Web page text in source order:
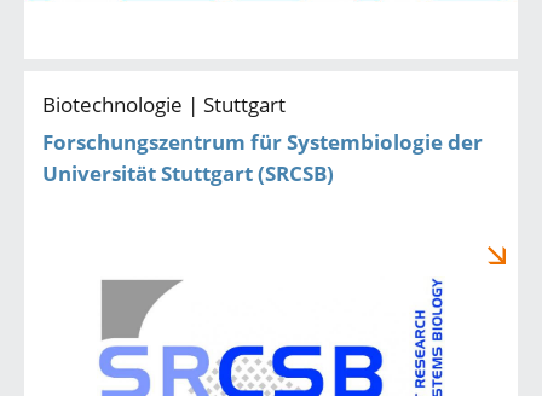
Biotechnologie | Stuttgart
Forschungszentrum für Systembiologie der
Universität Stuttgart (SRCSB)